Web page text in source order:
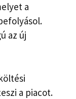
a
az új
a piacot.